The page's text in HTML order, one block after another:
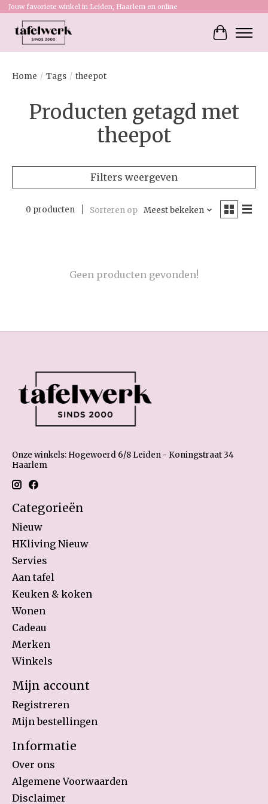
Jouw favoriete winkel in Leiden, Haarlem en online
Home / Tags / theepot
Producten getagd met
theepot
Filters weergeven
0 producten Sorteren op Meest bekeken
Geen producten gevonden!
Onze winkels: Hogewoerd 6/8 Leiden - Koningstraat 34
Haarlem
Categorieën
Nieuw
HKliving Nieuw
Servies
Aan tafel
Keuken & koken
Wonen
Cadeau
Merken
Winkels
Mijn account
Registreren
Mijn bestellingen
Informatie
Over ons
Algemene Voorwaarden
Disclaimer